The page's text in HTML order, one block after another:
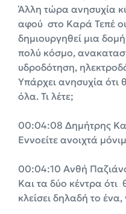
Άλλη τώρα ανησυχία
αφού στο Καρά Τεπέ
δημιουργηθεί μια
πολύ κόσμο,
υδροδότηση,
Υπάρχει ανησυχία ότι
όλα. Τι λέτε;
00:04:08 Δημήτρης
Εννοείτε ανοιχτά
00:04:10 Ανθή
Και τα δύο κέντρα ότι
κλείσει δηλαδή το